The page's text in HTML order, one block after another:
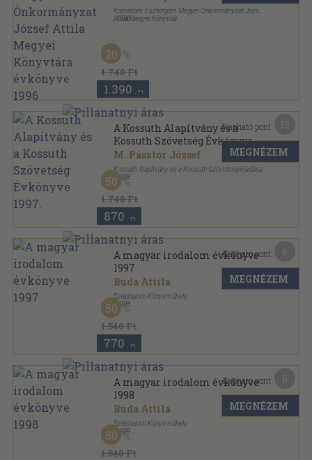
évkönyve 1996
Komárom-Esztergom Megyei Önkormányzat József
Attila Megyei Könyvtár
,1996
1.740 Ft
20
1.390 ,-Ft
A Kossuth Alapítvány és a
Kossuth Szövetség Évkönyve
1997.
M. Pásztor József
Kossuth Alapítvány és a Kossuth Szövetség kiadása
, 1998
Ragasztott papírkötés
Kossuth köri füzetek, dokumentumok sorozat
1.740 Ft
50
870 ,-Ft
Kapható pont:
MEGNÉZEM
A magyar irodalom évkönyve
1997
Buda Attila
Széphalom Könyvműhely
, 1998
Ragasztott papírkötés
A magyar irodalom évkönyve sorozat
1.540 Ft
50
770 ,-Ft
Kapható pont:
MEGNÉZEM
A magyar irodalom évkönyve
1998
Buda Attila
Széphalom Könyvműhely
, 1999
Ragasztott papírkötés
A magyar irodalom évkönyve sorozat
1.540 Ft
50
Kapható pont:
MEGNÉZEM